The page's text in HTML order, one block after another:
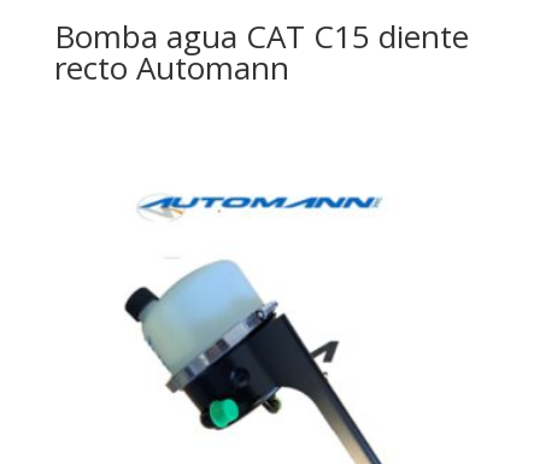
Bomba agua CAT C15 diente
recto Automann